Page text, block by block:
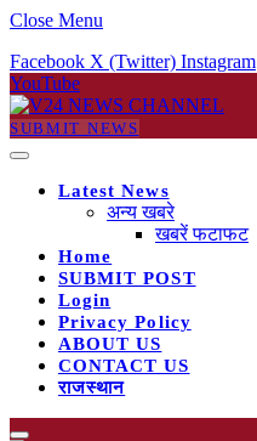
Close Menu
Facebook X (Twitter) Instagram
YouTube
SUBMIT NEWS
Latest News
अन्य खबरे
खबरें फटाफट
Home
SUBMIT POST
Login
Privacy Policy
ABOUT US
CONTACT US
राजस्थान